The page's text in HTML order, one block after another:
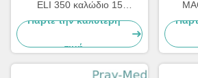
ELI 350 καλώδιο 15
ΚΑΡΦΊΤΣΑ 3.6m EKG
Πάρτε την καλύτερη
τιμή